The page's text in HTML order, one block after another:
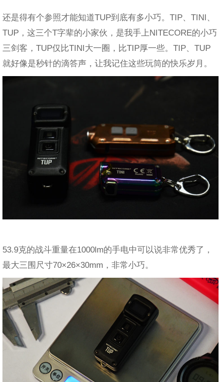
还是得有个参照才能知道TUP到底有多小巧。TIP、TINI、
TUP，这三个T字辈的小家伙，是我手上NITECORE的小巧
三剑客，TUP仅比TINI大一圈，比TIP厚一些。TIP、TUP
就好像是秒针的滴答声，让我记住这些玩筒的快乐岁月。
53.9克的战斗重量在1000lm的手电中可以说非常优秀了，
最大三围尺寸70×26×30mm，非常小巧。